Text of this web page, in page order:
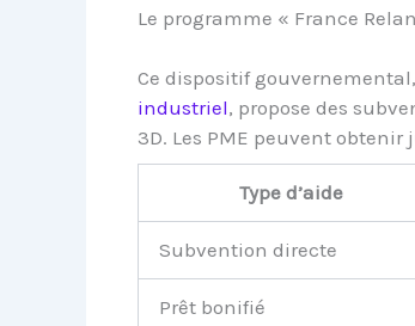
Le programme « France
Ce dispositif
industriel, propose des
3D. Les PME peuvent
Type d’aide
Subvention directe
Prêt bonifié